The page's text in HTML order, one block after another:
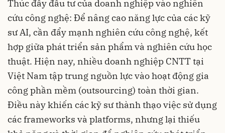
Thúc đẩy đầu tư của doanh nghiệp vào nghiên
cứu công nghệ: Để nâng cao năng lực của các kỹ
sư AI, cần đẩy mạnh nghiên cứu công nghệ, kết
hợp giữa phát triển sản phẩm và nghiên cứu học
thuật. Hiện nay, nhiều doanh nghiệp CNTT tại
Việt Nam tập trung nguồn lực vào hoạt động gia
công phần mềm (outsourcing) toàn thời gian.
Điều này khiến các kỹ sư thành thạo việc sử dụng
các frameworks và platforms, nhưng lại thiếu